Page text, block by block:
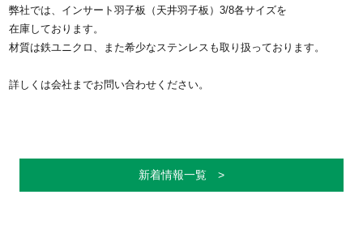
弊社では、インサート羽子板（天井羽子板）3/8各サイズを
在庫しております。
材質は鉄ユニクロ、また希少なステンレスも取り扱っております。
詳しくは会社までお問い合わせください。
新着情報一覧 >